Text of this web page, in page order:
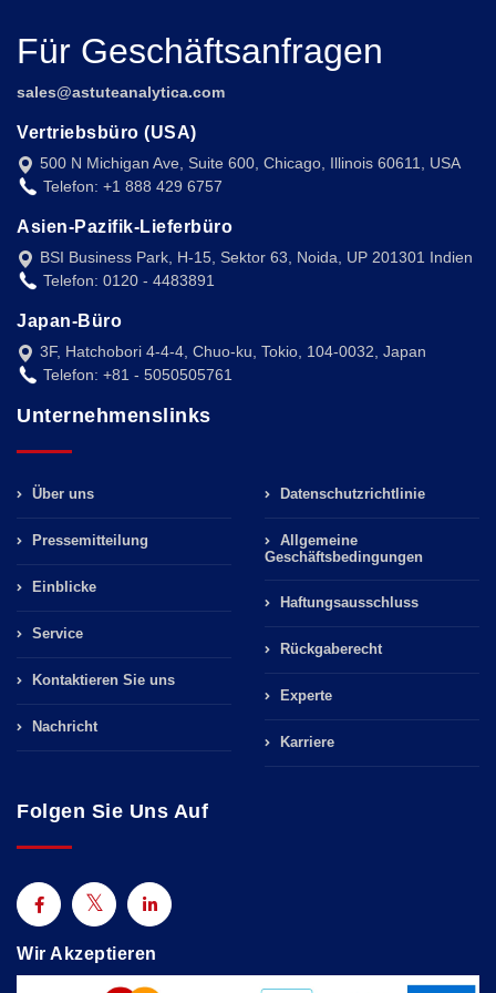
Für Geschäftsanfragen
sales@astuteanalytica.com
Vertriebsbüro (USA)
500 N Michigan Ave, Suite 600, Chicago, Illinois 60611, USA
Telefon: +1 888 429 6757
Asien-Pazifik-Lieferbüro
BSI Business Park, H-15, Sektor 63, Noida, UP 201301 Indien
Telefon: 0120 - 4483891
Japan-Büro
3F, Hatchobori 4-4-4, Chuo-ku, Tokio, 104-0032, Japan
Telefon: +81 - 5050505761
Unternehmenslinks
Über uns
Pressemitteilung
Einblicke
Service
Kontaktieren Sie uns
Nachricht
Datenschutzrichtlinie
Allgemeine
Geschäftsbedingungen
Haftungsausschluss
Rückgaberecht
Experte
Karriere
Folgen Sie Uns Auf
Wir Akzeptieren